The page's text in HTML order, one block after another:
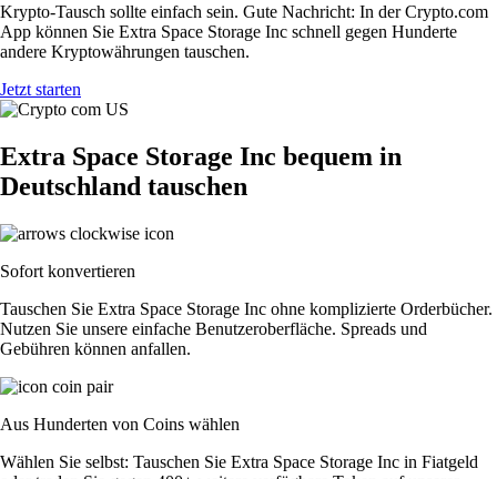
Krypto-Tausch sollte einfach sein. Gute Nachricht: In der Crypto.com
App können Sie Extra Space Storage Inc schnell gegen Hunderte
andere Kryptowährungen tauschen.
Jetzt starten
Extra Space Storage Inc bequem in
Deutschland tauschen
Sofort konvertieren
Tauschen Sie Extra Space Storage Inc ohne komplizierte Orderbücher.
Nutzen Sie unsere einfache Benutzeroberfläche. Spreads und
Gebühren können anfallen.
Aus Hunderten von Coins wählen
Wählen Sie selbst: Tauschen Sie Extra Space Storage Inc in Fiatgeld